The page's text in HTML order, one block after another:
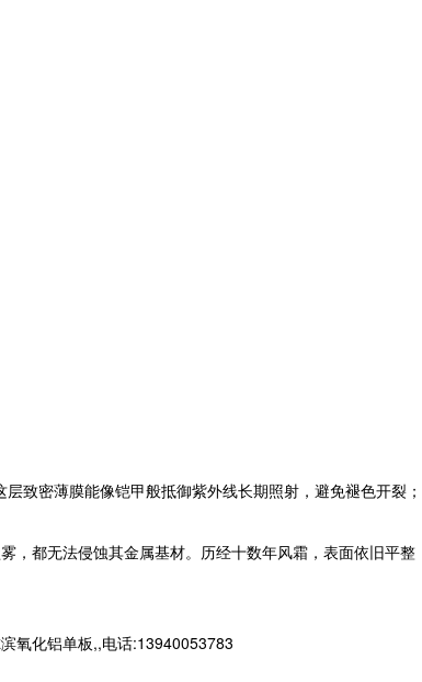
致密薄膜能像铠甲般抵御紫外线长期照射，避免褪色开裂；
都无法侵蚀其金属基材。历经十数年风霜，表面依旧平整
氧化铝单板,,电话:13940053783